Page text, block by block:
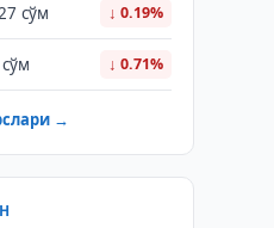
сўм ↓ 0.19%
↓ 0.71%
→